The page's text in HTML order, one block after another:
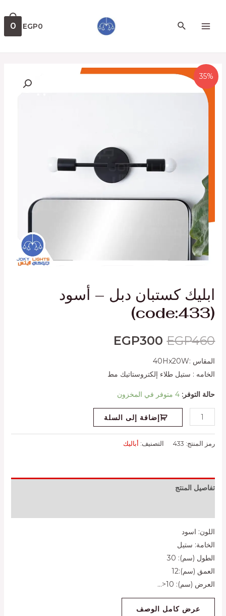
EGP0
0
35%
ابليك كستبان دبل – أسود
(code:433)
EGP460
EGP300
المقاس :40Hx20W
الخامه : ستيل طلاء إلكتروستاتيك مط
حالة التوفر: 4 متوفر في المخزون
إضافة إلى السلة
رمز المنتج: 433 التصنيف: أباليك
تفاصيل المنتج
اللون: اسود
الخامة: ستيل
الطول (سم): 30
العمق (سم):12
العرض (سم): 10<
...
عرض كامل الوصف